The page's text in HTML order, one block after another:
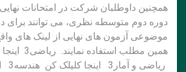
همچنین داوطلبان شرکت در امتحانات
دوره دوم متوسطه نظری، می توانند برای
موضوعی آزمون های نهایی از لینک های
همین مطلب
ریاضی و آمار3 اینجا کلیلک کن هندسه3 اینجا کلیلک …